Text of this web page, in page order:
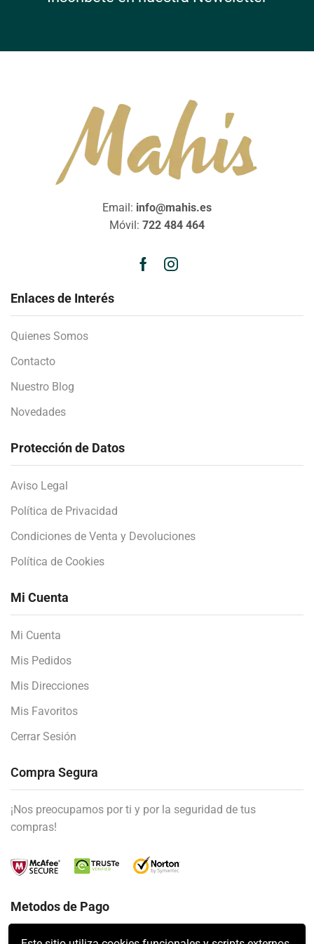
Email: info@mahis.es
Móvil: 722 484 464
Enlaces de Interés
Quienes Somos
Contacto
Nuestro Blog
Novedades
Protección de Datos
Aviso Legal
Política de Privacidad
Condiciones de Venta y Devoluciones
Política de Cookies
Mi Cuenta
Mi Cuenta
Mis Pedidos
Mis Direcciones
Mis Favoritos
Cerrar Sesión
Compra Segura
¡Nos preocupamos por ti y por la seguridad de tus
compras!
Metodos de Pago